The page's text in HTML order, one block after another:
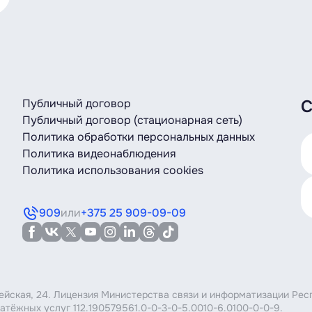
рекомендуем уточнить у текущего оператора
переноса должно пройти 90 суток.
карте с SIM?
ровно и избегайте засвечивания.
удачную позицию или освещение и повторите ещё раз.
ID-карту?
Держите паспорт ровно, избегайте засвечивания.
данные на фото видны плохо, повторите процедуру.
на адрес и нажмите на экране кнопку, чтобы его
Публичный договор
Публичный договор (стационарная сеть)
Политика обработки персональных данных
Политика видеонаблюдения
Политика использования cookies
909или+375 25 909-09-09
24. Лицензия Министерства связи и информатизации
услуг 112.190579561.0-0-3-0-5.0010-6.0100-0-0-9.